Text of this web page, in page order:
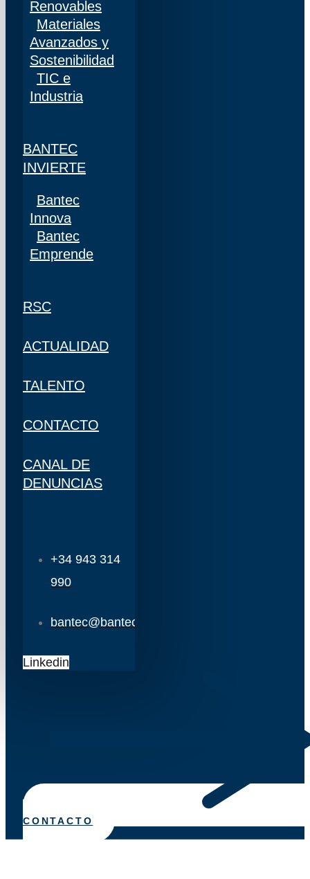
Renovables
Materiales
Avanzados y
Sostenibilidad
TIC e
Industria
BANTEC
INVIERTE
Bantec
Innova
Bantec
Emprende
RSC
ACTUALIDAD
TALENTO
CONTACTO
CANAL DE
DENUNCIAS
+34 943 314
990
bantec@bantec.es
Linkedin
CONTACTO